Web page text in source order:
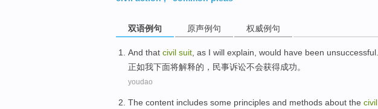
双语例句 原声例句 权威例句
And that civil suit as I will explain would have been unsuccessful
正如我下面将解释的， 民事诉讼不会获得成功。
youdao
The content includes some principles and methods about the civil